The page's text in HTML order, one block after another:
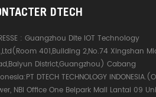
DTECH
:Guangzhou Dite IOT Technology
401,Building 2,No.74 Xingshan
District,Guangzhou) Cabang
DTECH TECHNOLOGY
NBI Office One Belpark Mall Lantai 09